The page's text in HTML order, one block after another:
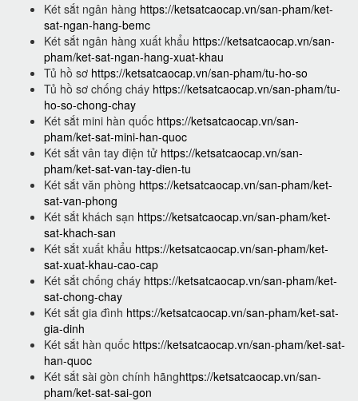
Két sắt ngân hàng https://ketsatcaocap.vn/san-pham/ket-
sat-ngan-hang-bemc
Két sắt ngân hàng xuất khẩu https://ketsatcaocap.vn/san-
pham/ket-sat-ngan-hang-xuat-khau
Tủ hồ sơ https://ketsatcaocap.vn/san-pham/tu-ho-so
Tủ hồ sơ chống cháy https://ketsatcaocap.vn/san-pham/tu-
ho-so-chong-chay
Két sắt mini hàn quốc https://ketsatcaocap.vn/san-
pham/ket-sat-mini-han-quoc
Két sắt vân tay điện tử https://ketsatcaocap.vn/san-
pham/ket-sat-van-tay-dien-tu
Két sắt văn phòng https://ketsatcaocap.vn/san-pham/ket-
sat-van-phong
Két sắt khách sạn https://ketsatcaocap.vn/san-pham/ket-
sat-khach-san
Két sắt xuất khẩu https://ketsatcaocap.vn/san-pham/ket-
sat-xuat-khau-cao-cap
Két sắt chống cháy https://ketsatcaocap.vn/san-pham/ket-
sat-chong-chay
Két sắt gia đình https://ketsatcaocap.vn/san-pham/ket-sat-
gia-dinh
Két sắt hàn quốc https://ketsatcaocap.vn/san-pham/ket-sat-
han-quoc
Két sắt sài gòn chính hãnghttps://ketsatcaocap.vn/san-
pham/ket-sat-sai-gon